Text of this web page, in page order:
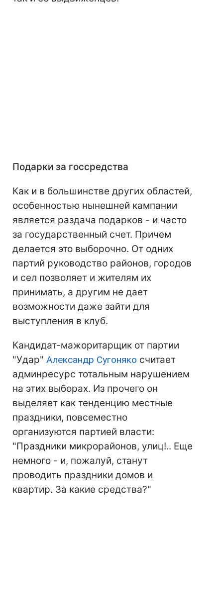
Подарки за госсредства
Как и в большинстве других областей,
особенностью нынешней кампании
является раздача подарков - и часто
за государственный счет. Причем
делается это выборочно. От одних
партий руководство районов, городов
и сел позволяет и жителям их
принимать, а другим не дает
возможности даже зайти для
выступления в клуб.
Кандидат-мажоритарщик от партии
"Удар" Александр Сугоняко считает
админресурс тотальным нарушением
на этих выборах. Из прочего он
выделяет как тенденцию местные
праздники, повсеместно
организуются партией власти:
"Праздники микрорайонов, улиц!.. Еще
немного - и, пожалуй, станут
проводить праздники домов и
квартир. За какие средства?"